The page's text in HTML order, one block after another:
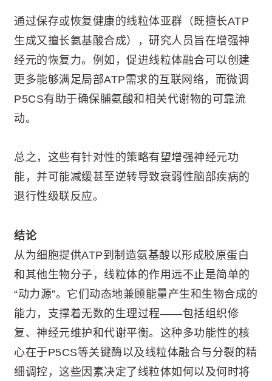
通过保存或恢复健康的线粒体亚群（既擅长ATP
生成又擅长氨基酸合成），研究人员旨在增强神
经元的恢复力。例如，促进线粒体融合可以创建
更多能够满足局部ATP需求的互联网络，而微调
P5CS有助于确保脯氨酸和相关代谢物的可靠流
动。
总之，这些有针对性的策略有望增强神经元功
能，并可能减缓甚至逆转导致衰弱性脑部疾病的
退行性级联反应。
结论
从为细胞提供ATP到制造氨基酸以形成胶原蛋白
和其他生物分子，线粒体的作用远不止是简单的
“动力源”。它们动态地兼顾能量产生和生物合成的
能力，支撑着无数的生理过程——包括组织修
复、神经元维护和代谢平衡。这种多功能性的核
心在于P5CS等关键酶以及线粒体融合与分裂的精
细调控，这些因素决定了线粒体如何以及何时将